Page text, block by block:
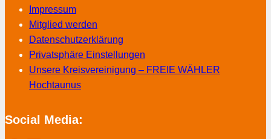
Impressum
Mitglied werden
Datenschutzerklärung
Privatsphäre Einstellungen
Unsere Kreisvereinigung – FREIE WÄHLER
Hochtaunus
Social Media: